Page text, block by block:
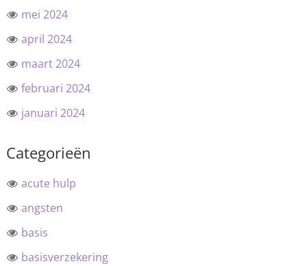
mei 2024
april 2024
maart 2024
februari 2024
januari 2024
Categorieën
acute hulp
angsten
basis
basisverzekering